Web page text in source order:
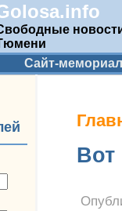
меню
Сайт-мемориал
Вы